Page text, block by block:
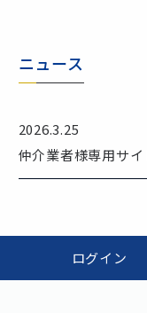
ニュース
2026.3.25
仲介業者様専用サ
ログイン